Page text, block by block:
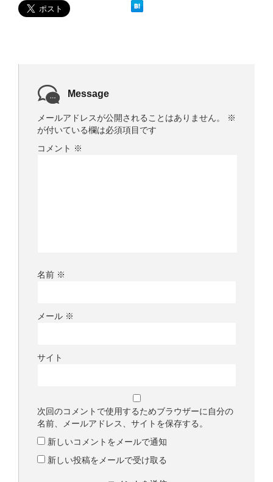
で
開
Message
メールアドレスが公開されることはありません。
※
が付いている欄は必須項目です
コメント ※
名前 ※
メール ※
サイト
次回のコメントで使用するためブラウザーに自分の
名前、メールアドレス、サイトを保存する。
新しいコメントをメールで通知
新しい投稿をメールで受け取る